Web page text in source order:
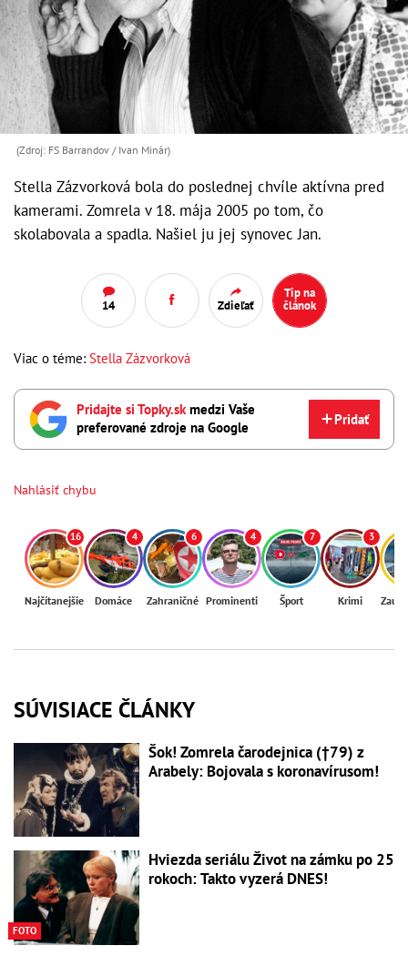
(Zdroj: FS Barrandov / Ivan Minár)
Stella Zázvorková bola do poslednej chvíle aktívna pred
kamerami. Zomrela v 18. mája 2005 po tom, čo
skolabovala a spadla. Našiel ju jej synovec Jan.
14 Zdieľať
Tip na
článok
Viac o téme: Stella Zázvorková
Pridajte si Topky.skmedzi Vaše
preferované zdroje na Google
Pridať
Nahlásiť chybu
16
Najčítanejšie
4
Domáce
6
Zahraničné
4
Prominenti
7
Šport
3
Krimi
SÚVISIACE ČLÁNKY
Šok! Zomrela čarodejnica (†79) z
Arabely: Bojovala s koronavírusom!
FOTO
Hviezda seriálu Život na zámku po 25
rokoch: Takto vyzerá DNES!